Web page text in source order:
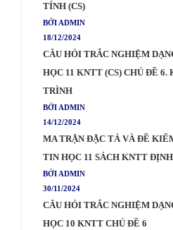
TÍNH (CS)
BỞI ADMIN
18/12/2024
CÂU HỎI TRẮC NGHIỆM
HỌC 11 KNTT (CS) CHỦ ĐỀ 6.
TRÌNH
BỞI ADMIN
14/12/2024
MA TRẬN ĐẶC TẢ VÀ ĐỀ
TIN HỌC 11 SÁCH KNTT
BỞI ADMIN
30/11/2024
CÂU HỎI TRẮC NGHIỆM
HỌC 10 KNTT CHỦ ĐỀ 6